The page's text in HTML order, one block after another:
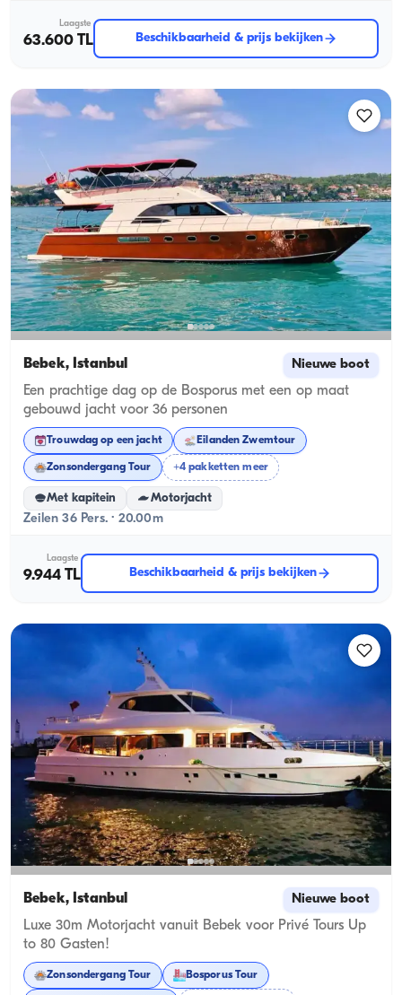
Laagste
63.600 TL Beschikbaarheid & prijs bekijken
Bebek, İstanbul Nieuwe boot
Een prachtige dag op de Bosporus met een op maat
gebouwd jacht voor 36 personen
Trouwdag op een jacht Eilanden Zwemtour
Zonsondergang Tour +4 pakketten meer
Met kapitein Motorjacht
Zeilen 36 Pers. · 20.00m
Laagste
9.944 TL Beschikbaarheid & prijs bekijken
Bebek, İstanbul Nieuwe boot
Luxe 30m Motorjacht vanuit Bebek voor Privé Tours Up
to 80 Gasten!
Zonsondergang Tour Bosporus Tour